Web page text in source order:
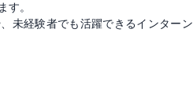
す。
未経験者でも活躍できるインターン